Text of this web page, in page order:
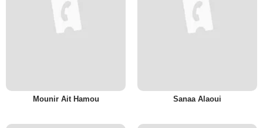
Mounir Ait Hamou Sanaa Alaoui